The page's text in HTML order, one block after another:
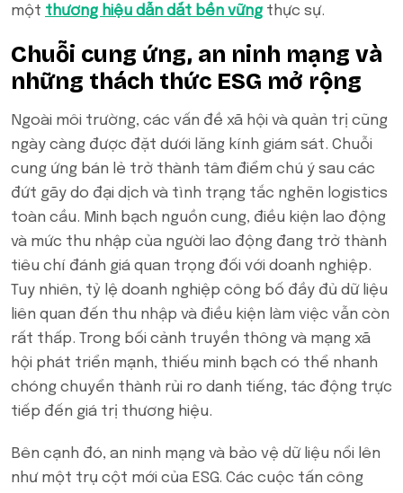
một thương hiệu dẫn dắt bền vững thực sự.
Chuỗi cung ứng, an ninh mạng và
những thách thức ESG mở rộng
Ngoài môi trường, các vấn đề xã hội và quản trị cũng
ngày càng được đặt dưới lăng kính giám sát. Chuỗi
cung ứng bán lẻ trở thành tâm điểm chú ý sau các
đứt gãy do đại dịch và tình trạng tắc nghẽn logistics
toàn cầu. Minh bạch nguồn cung, điều kiện lao động
và mức thu nhập của người lao động đang trở thành
tiêu chí đánh giá quan trọng đối với doanh nghiệp.
Tuy nhiên, tỷ lệ doanh nghiệp công bố đầy đủ dữ liệu
liên quan đến thu nhập và điều kiện làm việc vẫn còn
rất thấp. Trong bối cảnh truyền thông và mạng xã
hội phát triển mạnh, thiếu minh bạch có thể nhanh
chóng chuyển thành rủi ro danh tiếng, tác động trực
tiếp đến giá trị thương hiệu.
Bên cạnh đó, an ninh mạng và bảo vệ dữ liệu nổi lên
như một trụ cột mới của ESG. Các cuộc tấn công